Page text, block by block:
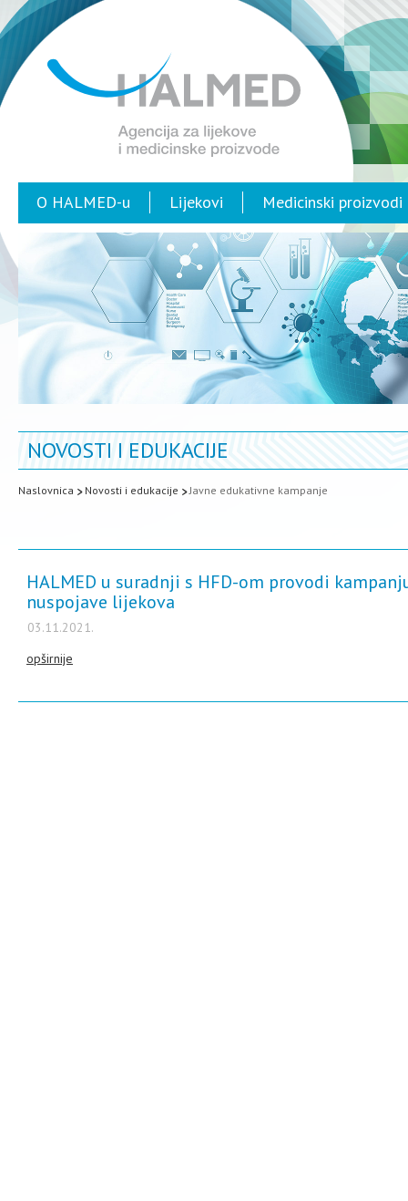
O HALMED-u Lijekovi Medicinski proizvodi
NOVOSTI I EDUKACIJE
Naslovnica Novosti i edukacije Javne edukativne kampanje
HALMED u suradnji s HFD-om provodi
nuspojave lijekova
03.11.2021.
opširnije